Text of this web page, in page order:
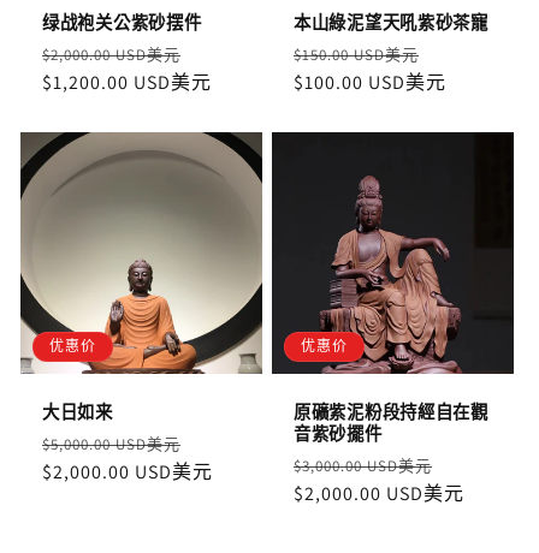
绿战袍关公紫砂摆件
定
價
$2,000.00 USD美元
價
$1,200.00 USD美元
本山綠泥望天吼紫砂茶寵
定
價
$150.00 USD美元
價
$100.00 USD美元
优惠价
大日如来
定
價
$5,000.00 USD美元
價
$2,000.00 USD美元
优惠价
原礦紫泥粉段持經自在觀
音紫砂擺件
定
價
$3,000.00 USD美元
價
$2,000.00 USD美元